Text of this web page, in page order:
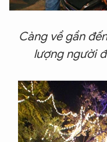
Càng về gần
lượng người